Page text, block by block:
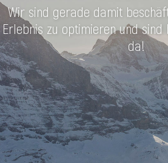
Wir sind gerade damit
Erlebnis zu optimieren und
da!